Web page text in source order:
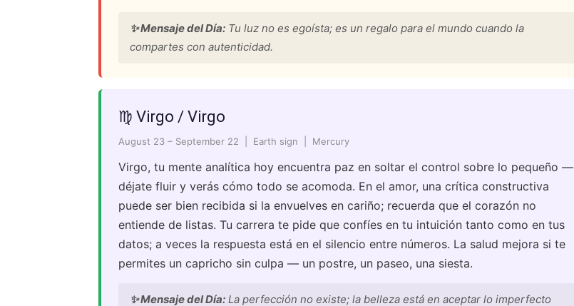
✨ Mensaje del Día: Tu luz no es egoísta; es un regalo para el mundo cuando la
compartes con autenticidad.
♍ Virgo / Virgo
August 23 – September 22 | Earth sign | Mercury
Virgo, tu mente analítica hoy encuentra paz en soltar el control sobre lo pequeño —
déjate fluir y verás cómo todo se acomoda. En el amor, una crítica constructiva
puede ser bien recibida si la envuelves en cariño; recuerda que el corazón no
entiende de listas. Tu carrera te pide que confíes en tu intuición tanto como en tus
datos; a veces la respuesta está en el silencio entre números. La salud mejora si te
permites un capricho sin culpa — un postre, un paseo, una siesta.
✨ Mensaje del Día: La perfección no existe; la belleza está en aceptar lo imperfecto